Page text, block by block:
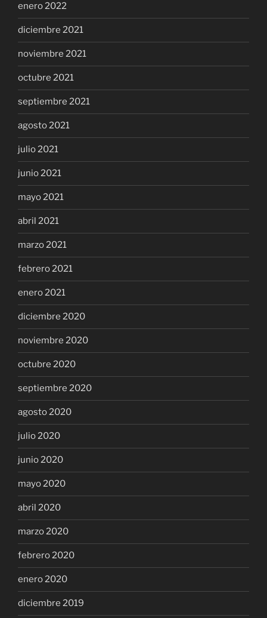
enero 2022
diciembre 2021
noviembre 2021
octubre 2021
septiembre 2021
agosto 2021
julio 2021
junio 2021
mayo 2021
abril 2021
marzo 2021
febrero 2021
enero 2021
diciembre 2020
noviembre 2020
octubre 2020
septiembre 2020
agosto 2020
julio 2020
junio 2020
mayo 2020
abril 2020
marzo 2020
febrero 2020
enero 2020
diciembre 2019